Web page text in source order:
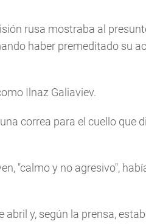
rusa mostraba al
haber premeditado su
Ilnaz Galiaviev.
correa para el cuello que
"calmo y no agresivo",
y, según la prensa,